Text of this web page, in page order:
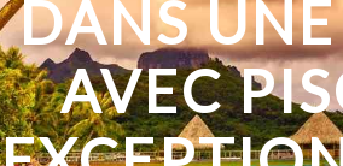
DANS
AVEC